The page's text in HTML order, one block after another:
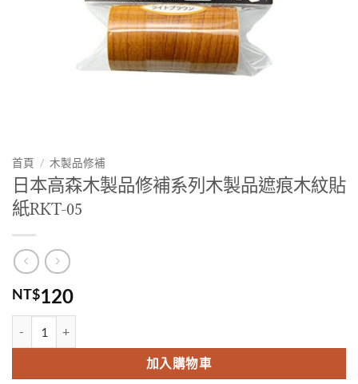
首頁 / 木製品修補
日本高森木製品修補系列木製品遮痕木紋貼
紙RKT-05
NT$120
加入購物車